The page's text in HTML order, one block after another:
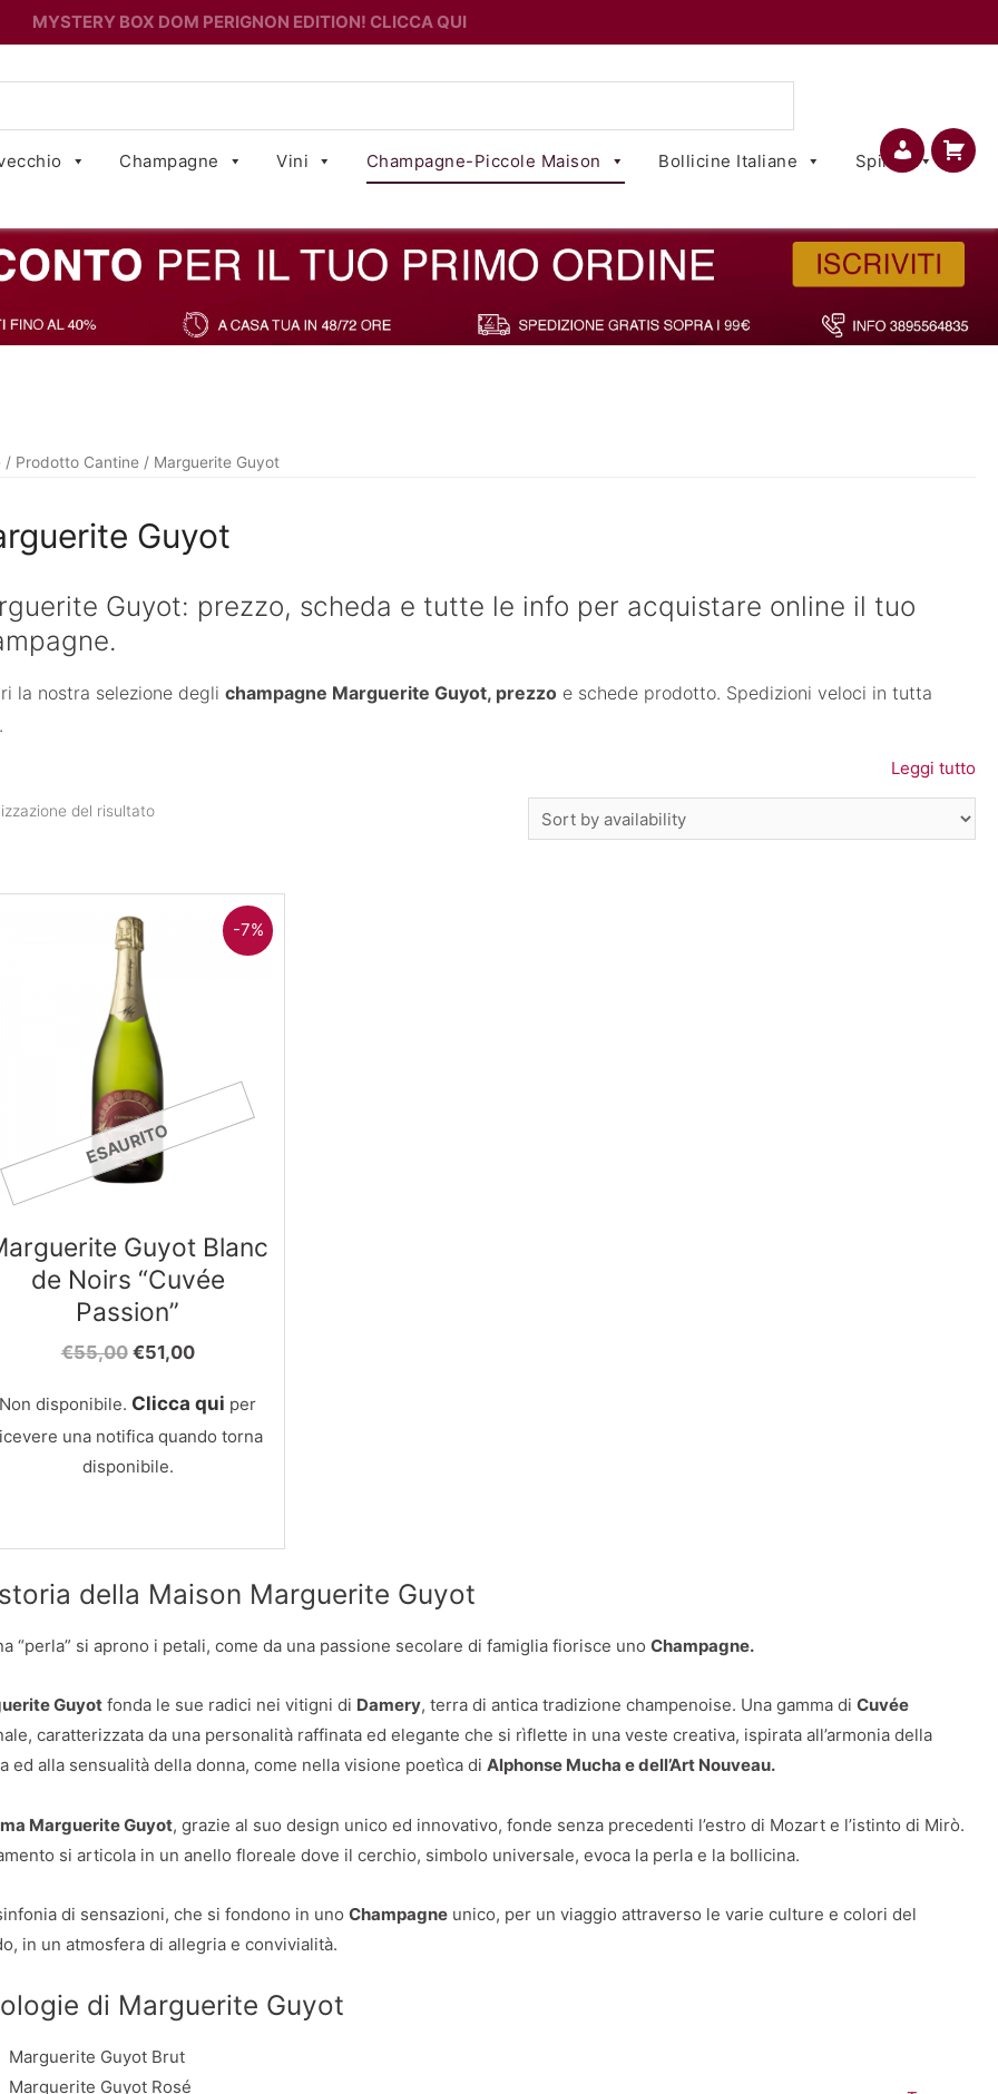
MYSTERY BOX DOM PERIGNON EDITION! CLICCA QUI
Champagne Vini Champagne-Piccole Maison Bollicine Italiane Spirits
/ Prodotto Cantine / Marguerite Guyot
Guyot
Guyot: prezzo, scheda e tutte le info per acquistare online il tuo
la nostra selezione deglichampagne Marguerite Guyot, prezzo e schede prodotto. Spedizioni veloci in tutta
Leggi tutto
del risultato
-7%
ESAURITO
Guyot Blanc
de Noirs “Cuvée
Passion”
€55,00 Il
originale
€55,00.
€51,00Il
attuale
è:
€51,00.
Non disponibile. Clicca qui per
una notifica quando torna
disponibile.
della Maison Marguerite Guyot
“perla” si aprono i petali, come da una passione secolare di famiglia fiorisce unoChampagne.
Guyot fonda le sue radici nei vitigni di Damery, terra di antica tradizione champenoise. Una gamma diCuvée
caratterizzata da una personalità raffinata ed elegante che si rìflette in una veste creativa, ispirata all’armonia della
ed alla sensualità della donna, come nella visione poetìca diAlphonse Mucha e dell’Art Nouveau.
Marguerite Guyot, grazie al suo design unico ed innovativo, fonde senza precedenti l’estro di Mozart e l’istinto di Mirò.
si articola in un anello floreale dove il cerchio, simbolo universale, evoca la perla e la bollicina.
di sensazioni, che si fondono in unoChampagne unico, per un viaggio attraverso le varie culture e colori del
in un atmosfera di allegria e convivialità.
di Marguerite Guyot
Marguerite Guyot Brut
Marguerite Guyot Rosé